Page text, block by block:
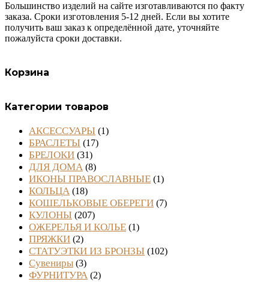
Большинство изделий на сайте изготавливаются по факту
заказа. Сроки изготовления 5-12 дней. Если вы хотите
получить ваш заказ к определённой дате, уточняйте
пожалуйста сроки доставки.
Корзина
Категории товаров
АКСЕССУАРЫ (1)
БРАСЛЕТЫ (17)
БРЕЛОКИ (31)
ДЛЯ ДОМА (8)
ИКОНЫ ПРАВОСЛАВНЫЕ (1)
КОЛЬЦА (18)
КОШЕЛЬКОВЫЕ ОБЕРЕГИ (7)
КУЛОНЫ (207)
ОЖЕРЕЛЬЯ И КОЛЬЕ (1)
ПРЯЖКИ (2)
СТАТУЭТКИ ИЗ БРОНЗЫ (102)
Сувениры (3)
ФУРНИТУРА (2)